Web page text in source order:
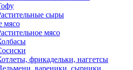
сыры
мясо
мясо
фрикадельки, наггетсы
вареники, сырники